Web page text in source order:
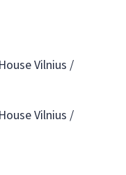
Vilnius /
Vilnius /